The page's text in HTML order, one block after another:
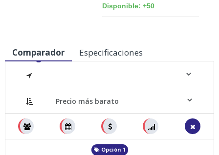
Disponible: +50
Medidas
Comparador Especificaciones
Opción 1